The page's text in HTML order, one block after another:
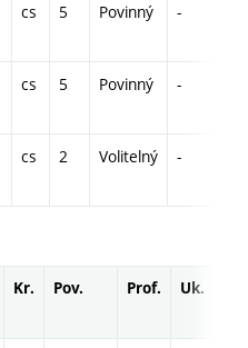
cs 5 Povinný -
cs 5 Povinný -
cs 2 Volitelný -
Kr. Pov. Prof. Uk.